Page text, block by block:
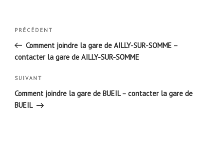
Navigation
l’article
Article
précédent
PRÉCÉDENT
Comment joindre la gare de AILLY-SUR-SOMME –
contacter la gare de AILLY-SUR-SOMME
Article
suivant
SUIVANT
Comment joindre la gare de BUEIL – contacter la gare de
BUEIL